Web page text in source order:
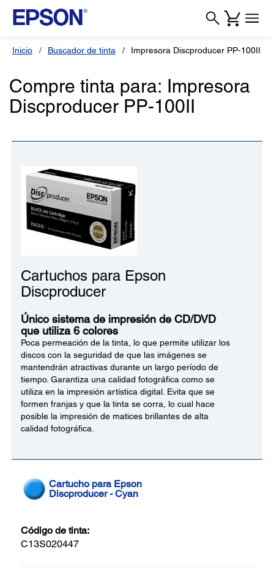
Inicio Buscador de tinta Impresora Discproducer PP-100II
Compre tinta para: Impresora
Discproducer PP-100II
Cartuchos para Epson
Discproducer
Único sistema de impresión de CD/DVD
que utiliza 6 colores
Poca permeación de la tinta, lo que permite utilizar los
discos con la seguridad de que las imágenes se
mantendrán atractivas durante un largo período de
tiempo. Garantiza una calidad fotográfica como se
utiliza en la impresión artística digital. Evita que se
formen franjas y que la tinta se corra, lo cual hace
posible la impresión de matices brillantes de alta
calidad fotográfica.
Cartucho para Epson
Discproducer - Cyan
Código de tinta:
C13S020447